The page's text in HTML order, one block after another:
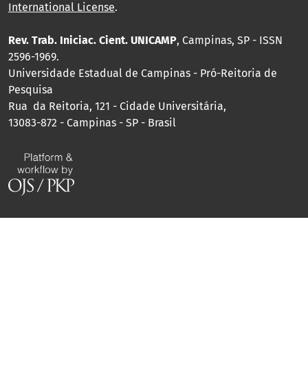
International License.
Rev. Trab. Iniciac. Cient. UNICAMP, Campinas, SP - ISSN
2596-1969.
Universidade Estadual de Campinas - Pró-Reitoria de
Pesquisa
Rua da Reitoria, 121 - Cidade Universitária,
13083-872 - Campinas - SP - Brasil